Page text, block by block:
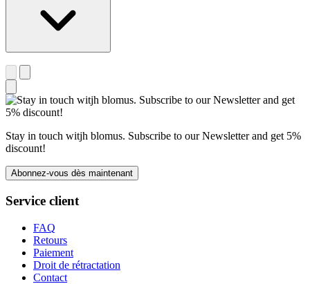
Stay in touch witjh blomus. Subscribe to our Newsletter and get 5%
discount!
Abonnez-vous dès maintenant
Service client
FAQ
Retours
Paiement
Droit de rétractation
Contact